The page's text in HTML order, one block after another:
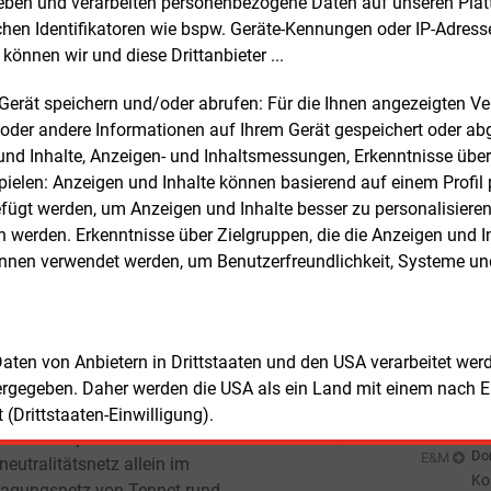
Identifikatoren wie bspw. Geräte-Kennungen oder IP-
wir und diese Drittanbieter ...
speichern und/oder abrufen: Für die Ihnen angezeigten
andere Informationen auf Ihrem Gerät gespeichert oder
Inhalte, Anzeigen- und Inhaltsmessungen, Erkenntnisse
Anzeigen und Inhalte können basierend auf einem Profil
werden, um Anzeigen und Inhalte besser zu
werden. Erkenntnisse über Zielgruppen, die die Anzeigen und
verwendet werden, um Benutzerfreundlichkeit, Systeme
von Anbietern in Drittstaaten und den USA verarbeitet
Daher werden die USA als ein Land mit einem nach
(Drittstaaten-Einwilligung).
„Im globalen Wettlauf gegen den
müssen unsere Bemühungen,
auszubauen, von entschlossenen
begleitet werden, diese Netze
Die heutige
ist ein weiterer wichtiger
im Kampf gegen den Klimawandel.“
noch viele andere
Komponenten wie zum Beispiel
Leiterseile aus Aluminium oder
mit Kupferkern. Bis 2045 sind für ein
allein im
E&M
E&M
E&M
E-
E&M
E&M